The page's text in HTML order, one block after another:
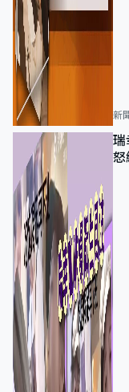
新
瑞